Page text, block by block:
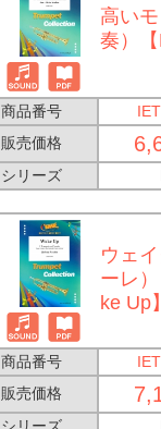
高い
奏）【
商品番号
販売価格
シリーズ
ウェ
ーレ
ke Up】
商品番号
販売価格